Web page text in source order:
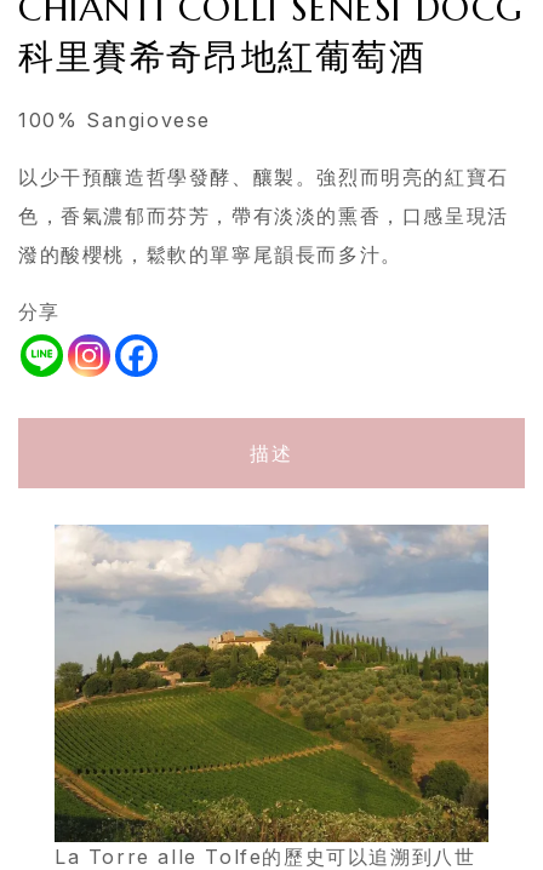
CHIANTI COLLI SENESI DOCG
科里賽希奇昂地紅葡萄酒
100% Sangiovese
以少干預釀造哲學發酵、釀製。強烈而明亮的紅寶石
色，香氣濃郁而芬芳，帶有淡淡的熏香，口感呈現活
潑的酸櫻桃，鬆軟的單寧尾韻長而多汁。
分享
描述
La Torre alle Tolfe的歷史可以追溯到八世